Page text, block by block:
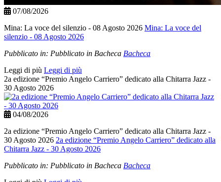
07/08/2026
Mina: La voce del silenzio - 08 Agosto 2026 Mina: La voce del
silenzio - 08 Agosto 2026
Pubblicato in: Pubblicato in Bacheca Bacheca
Leggi di più Leggi di più
2a edizione “Premio Angelo Carriero” dedicato alla Chitarra Jazz -
30 Agosto 2026
04/08/2026
2a edizione “Premio Angelo Carriero” dedicato alla Chitarra Jazz -
30 Agosto 2026 2a edizione “Premio Angelo Carriero” dedicato alla
Chitarra Jazz - 30 Agosto 2026
Pubblicato in: Pubblicato in Bacheca Bacheca